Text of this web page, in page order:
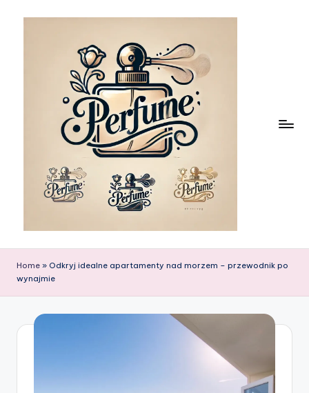
Home » Odkryj idealne apartamenty nad morzem – przewodnik po
wynajmie